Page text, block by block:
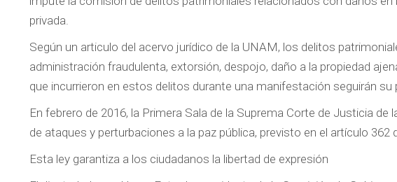
privada.
Según un articulo del acervo jurídico de la UNAM, los delitos
administración fraudulenta, extorsión, despojo, daño a la propiedad
que incurrieron en estos delitos durante una manifestación seguirán su
En febrero de 2016, la Primera Sala de la Suprema Corte de Justicia
de ataques y perturbaciones a la paz pública, previsto en el artículo 362
Esta ley garantiza a los ciudadanos la libertad de expresión